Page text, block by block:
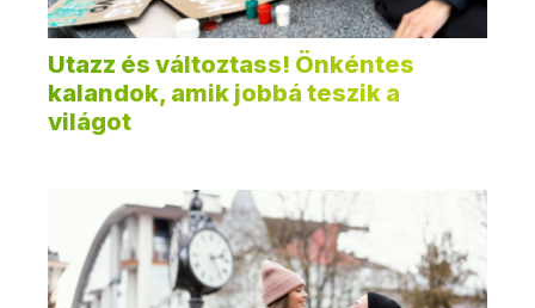
Utazz és változtass! Önkéntes
kalandok, amik jobbá teszik a
világot